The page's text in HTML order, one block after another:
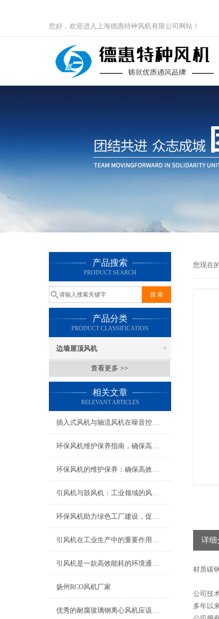
您好，欢迎进入上海德惠特种风机有限公司网站！
产品搜索
PRODUCT SEARCH
产品分类
PRODUCT CLASSIFICATION
边墙屋顶风机
查看更多 >>
相关文章
RELEVANT ARTICLES
插入式风机与轴流风机在噪音控制上有何差异？
环保风机维护保养指南，确保高效稳定运行
环保风机的维护保养：确保高效运行的关键
引风机与鼓风机：工业领域的风动双子星
环保风机助力绿色工厂建设，促进节能减排
引风机在工业生产中的重要作用及发展趋势
引风机是一款高效能耗的环境通风设备
扬州RCO风机厂家
优秀的耐腐玻璃钢离心风机应该具备以下特点
您现在
详细
材质碳
公司技
多年以